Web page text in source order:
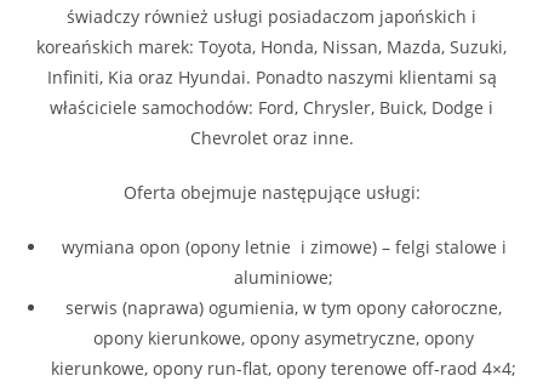
świadczy również usługi posiadaczom japońskich i
koreańskich marek: Toyota, Honda, Nissan, Mazda, Suzuki,
Infiniti, Kia oraz Hyundai. Ponadto naszymi klientami są
właściciele samochodów: Ford, Chrysler, Buick, Dodge i
Chevrolet oraz inne.
Oferta obejmuje następujące usługi:
wymiana opon (opony letnie i zimowe) – felgi stalowe i
aluminiowe;
serwis (naprawa) ogumienia, w tym opony całoroczne,
opony kierunkowe, opony asymetryczne, opony
kierunkowe, opony run-flat, opony terenowe off-raod 4×4;